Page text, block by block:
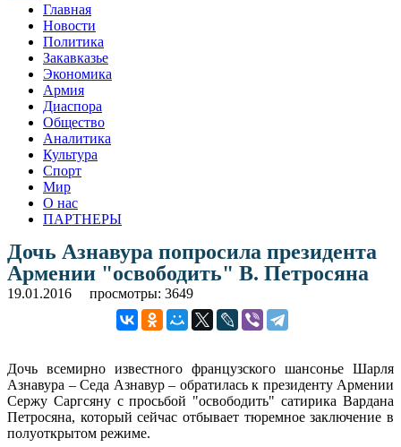
Главная
Новости
Политика
Закавказье
Экономика
Армия
Диаспора
Общество
Аналитика
Культура
Спорт
Мир
О нас
ПАРТНЕРЫ
Дочь Азнавура попросила президента
Армении "освободить" В. Петросяна
19.01.2016 просмотры: 3649
Дочь всемирно известного французского шансонье Шарля
Азнавура – Седа Азнавур – обратилась к президенту Армении
Сержу Саргсяну с просьбой "освободить" сатирика Вардана
Петросяна, который сейчас отбывает тюремное заключение в
полуоткрытом режиме.